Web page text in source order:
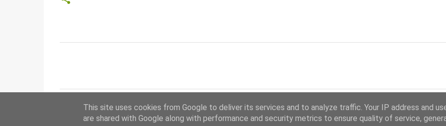
This site uses cookies from Google to deliver its services and to analyze traffic. Your IP address and
are shared with Google along with performance and security metrics to ensure quality of service,